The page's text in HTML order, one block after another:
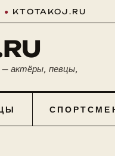
● KTOTAKOJ.RU
— актёры, певцы,